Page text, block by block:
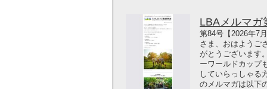
LBAメルマガ
第84号【2026年7
さま、おはようご
がとうございます
ーワールドカップ
していらっしゃる
のメルマガは以下